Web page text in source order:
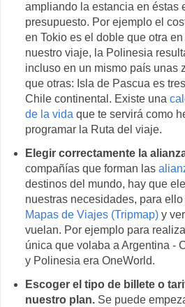
ampliando la estancia en éstas
presupuesto. Por ejemplo el
en Tokio es el doble que otra
nuestro viaje, la Polinesia
incluso en un mismo país unas
que otras: Isla de Pascua es
Chile continental. Existe una
de la vida que te servirá como
programar la Ruta del viaje.
Elegir correctamente la
compañías que forman las
destinos del mundo, hay que
nuestras necesidades, para
Mapas de Viajes (Tripmap)y
vuelan. Por ejemplo para
única que volaba a Argentina -
y Polinesia era OneWorld.
Escoger el tipo de billete o
nuestro plan.Se puede